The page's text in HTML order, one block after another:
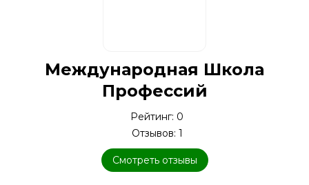
Международная Школа
Профессий
Рейтинг: 0
Отзывов: 1
Смотреть отзывы